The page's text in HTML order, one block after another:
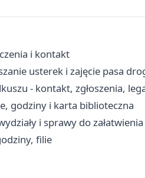
i kontakt
usterek i zajęcie pasa
- kontakt, zgłoszenia,
godziny i karta biblioteczna
i sprawy do załatwienia
filie